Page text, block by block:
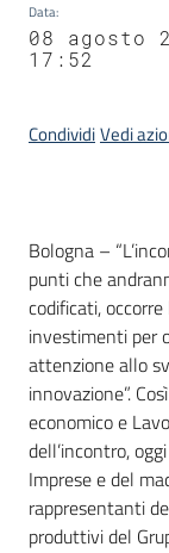
Data:
08 agosto
17:52
CondividiVedi
Contenuto
Bologna –
punti che
codificati,
investimenti per
attenzione allo
innovazione”.
economico e
dell’incontro,
Imprese e del
rappresentanti
produttivi del